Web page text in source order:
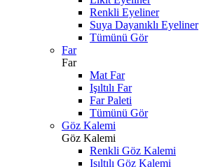
Renkli Eyeliner
Suya Dayanıklı Eyeliner
Tümünü Gör
Far
Far
Mat Far
Işıltılı Far
Far Paleti
Tümünü Gör
Göz Kalemi
Göz Kalemi
Renkli Göz Kalemi
Işıltılı Göz Kalemi